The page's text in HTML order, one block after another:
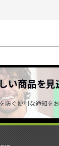
い商品を見
防ぐ便利な通知を
くはこちら ＞